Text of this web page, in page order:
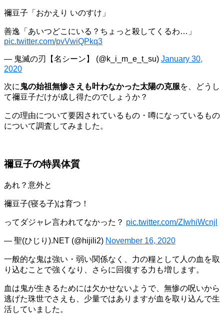
禰豆子「おかえり いのすけ」
善逸「あいつどこにいる？ちょっと殺してくるわ…」
pic.twitter.com/pvVwiQPkq3
— 鬼滅の刃【名シーン】 (@k_i_m_e_t_su) January 30,
2020
次に 鬼の始祖無惨さえも叶わなかった太陽の克服を、どうし
て禰豆子だけが成し得たのでしょうか？
この理由について要因されているもの・噂になっているもの
について調査してみました。
禰豆子の特異体質
あれ？意外と
禰豆子(寝る子)は育つ！
ってダジャレ言われてなかった？ pic.twitter.com/ZIwhiWcnjl
— 聖(ひじり).NET (@hijili2) November 16, 2020
一般的な鬼は強い・弱い関係なく、力の糧として人の血を取
り込むことで強くなり、さらに回復する力も増します。
血は鬼が生きるためには欠かせないようで、無惨の呪いから
逃げた珠世でさえも、少量ではありますが血を取り込んで生
活していました。